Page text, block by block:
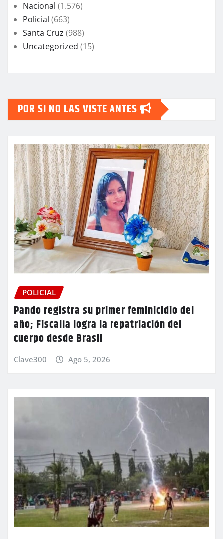
Nacional (1.576)
Policial (663)
Santa Cruz (988)
Uncategorized (15)
POR SI NO LAS VISTE ANTES
POLICIAL
Pando registra su primer feminicidio del
año; Fiscalía logra la repatriación del
cuerpo desde Brasil
Clave300 Ago 5, 2026